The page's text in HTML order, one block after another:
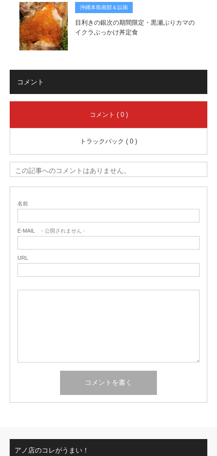
沖縄本島南部＆以南
目利きの銀次の期間限定・黒瀬ぶりカマの
イクラぶっかけ丼定食
コメント
コメント ( 0 )
トラックバック ( 0 )
この記事へのコメントはありません。
名前
E-MAIL - 公開されません -
URL
アノ店のコレがうまい！